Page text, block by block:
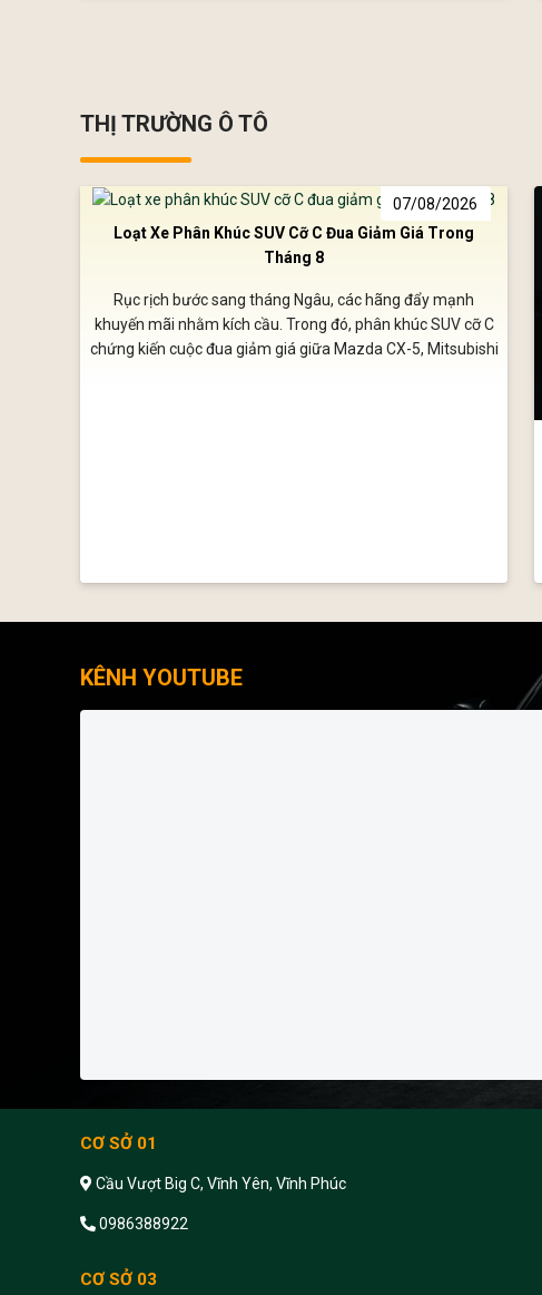
THỊ TRƯỜNG Ô TÔ
07/08/2026
Loạt Xe Phân Khúc SUV Cỡ C Đua Giảm Giá Trong
Tháng 8
Rục rịch bước sang tháng Ngâu, các hãng đẩy mạnh
khuyến mãi nhằm kích cầu. Trong đó, phân khúc SUV cỡ C
chứng kiến cuộc đua giảm giá giữa Mazda CX-5, Mitsubishi
KÊNH YOUTUBE
CƠ SỞ 01
Cầu Vượt Big C, Vĩnh Yên, Vĩnh Phúc
0986388922
CƠ SỞ 03